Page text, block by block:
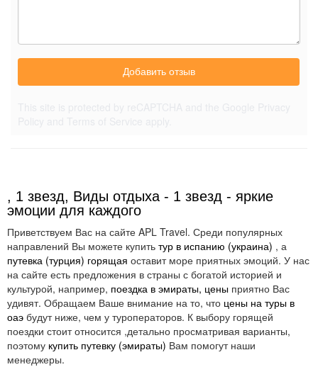
Добавить отзыв
, 1 звезд, Виды отдыха - 1 звезд - яркие
эмоции для каждого
Приветствуем Вас на сайте APL Travel. Среди популярных
направлений Вы можете купить тур в испанию (украина) , а
путевка (турция) горящая оставит море приятных эмоций. У нас
на сайте есть предложения в страны с богатой историей и
культурой, например, поездка в эмираты, цены приятно Вас
удивят. Обращаем Ваше внимание на то, что цены на туры в
оаэ будут ниже, чем у туроператоров. К выбору горящей
поездки стоит относится ,детально просматривая варианты,
поэтому купить путевку (эмираты) Вам помогут наши
менеджеры.